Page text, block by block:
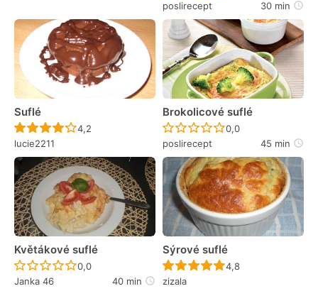
poslirecept
30 min
Suflé
Recept ještě nebyl hodnocen
4,2
lucie2211
Brokolicové suflé
Recept ještě nebyl
0,0
poslirecept
45 min
Květákové suflé
Recept ještě nebyl hodnocen
0,0
Janka 46
40 min
Sýrové suflé
Recept ještě nebyl
4,8
zizala